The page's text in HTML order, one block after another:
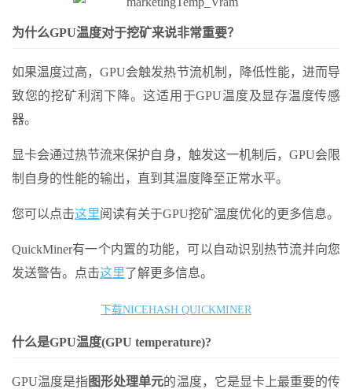
为什么GPU温度对于挖矿来说非常重要？
如果温度过高，GPU会触发热节流机制，降低性能，进而导
致您的挖矿利润下降。这适用于GPU温度及显存温度传感
器。
显卡会通过热节流来保护自身，触发这一机制后，GPU会限
制自身的性能的输出，直到其温度降至正常水平。
您可以点击这里阅读有关于GPU挖矿温度优化的更多信息。
QuickMiner有一个内置的功能，可以自动识别热节流并向您
发送警告。点击这里了解更多信息。
下载NICEHASH QUICKMINER
什么是GPU温度(GPU temperature)?
GPU温度是指图形处理单元的温度，它是显卡上最重要的传